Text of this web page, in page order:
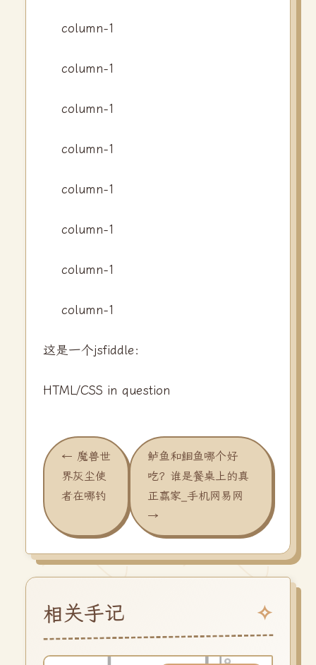
column-1
column-1
column-1
column-1
column-1
column-1
column-1
column-1
这是一个jsfiddle：
HTML/CSS in question
← 魔兽世
界灰尘使
者在哪钓
鲈鱼和鮰鱼哪个好
吃？谁是餐桌上的真
正赢家_手机网易网
→
相关手记